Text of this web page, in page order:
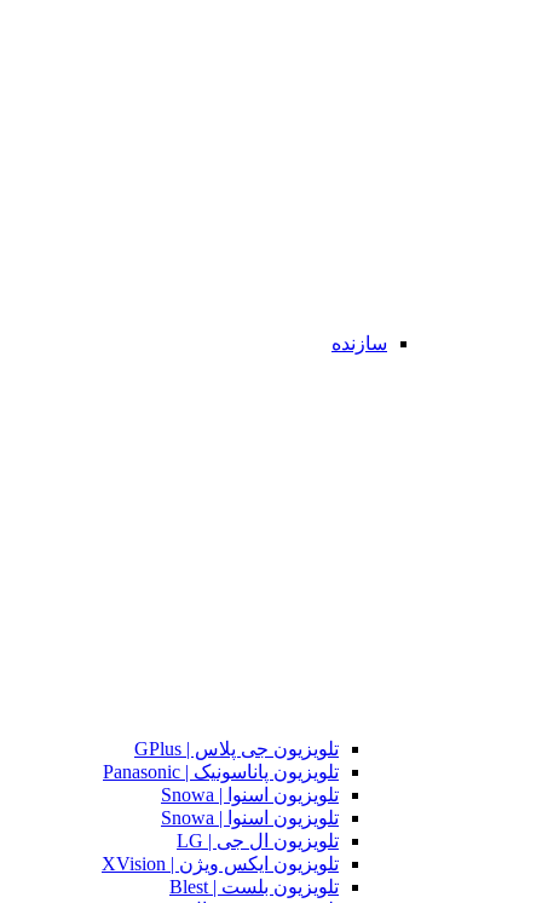
سازنده
تلویزیون جی پلاس | GPlus
تلویزیون پاناسونیک | Panasonic
تلویزیون اسنوا | Snowa
تلویزیون اسنوا | Snowa
تلویزیون ال جی | LG
تلویزیون ایکس ویژن | XVision
تلویزیون بلست | Blest